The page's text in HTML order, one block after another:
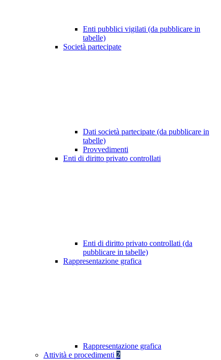
Enti pubblici vigilati (da pubblicare in
tabelle)
Società partecipate
Dati società partecipate (da pubblicare in
tabelle)
Provvedimenti
Enti di diritto privato controllati
Enti di diritto privato controllati (da
pubblicare in tabelle)
Rappresentazione grafica
Rappresentazione grafica
Attività e procedimenti 2